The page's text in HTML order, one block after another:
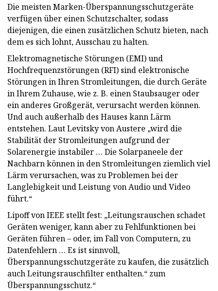
Die meisten Marken-Überspannungsschutzgeräte
verfügen über einen Schutzschalter, sodass
diejenigen, die einen zusätzlichen Schutz bieten, nach
dem es sich lohnt, Ausschau zu halten.
Elektromagnetische Störungen (EMI) und
Hochfrequenzstörungen (RFI) sind elektronische
Störungen in Ihren Stromleitungen, die durch Geräte
in Ihrem Zuhause, wie z. B. einen Staubsauger oder
ein anderes Großgerät, verursacht werden können.
Und auch außerhalb des Hauses kann Lärm
entstehen. Laut Levitsky von Austere „wird die
Stabilität der Stromleitungen aufgrund der
Solarenergie instabiler … Die Solarpaneele der
Nachbarn können in den Stromleitungen ziemlich viel
Lärm verursachen, was zu Problemen bei der
Langlebigkeit und Leistung von Audio und Video
führt.“
Lipoff von IEEE stellt fest: „Leitungsrauschen schadet
Geräten weniger, kann aber zu Fehlfunktionen bei
Geräten führen – oder, im Fall von Computern, zu
Datenfehlern … Es ist sinnvoll,
Überspannungsschutzgeräte zu kaufen, die zusätzlich
auch Leitungsrauschfilter enthalten.“ zum
Überspannungsschutz.“